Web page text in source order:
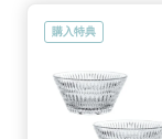
購入特典